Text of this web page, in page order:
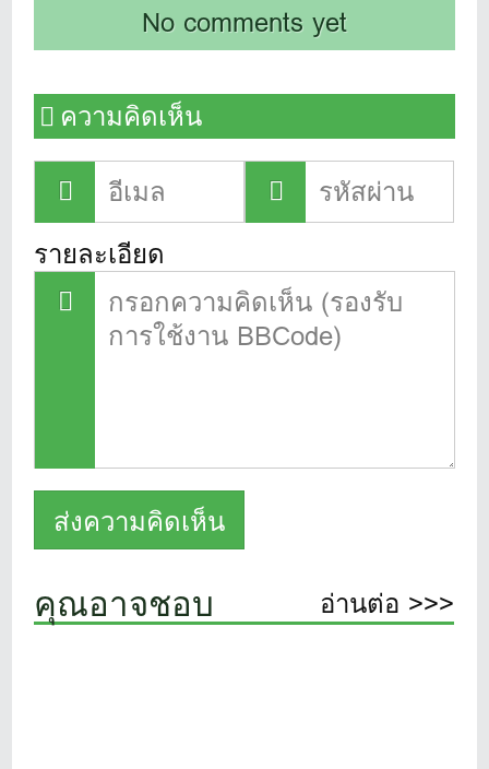
No comments yet
ความคิดเห็น
รายละเอียด
คุณอาจชอบ อ่านต่อ >>>